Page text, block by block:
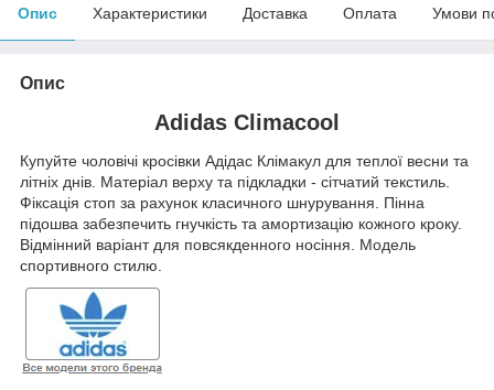
Опис Характеристики Доставка Оплата Умови
Опис
Adidas Climacool
Купуйте чоловічі кросівки Адідас Клімакул для теплої весни та
літніх днів. Матеріал верху та підкладки - сітчатий текстиль.
Фіксація стоп за рахунок класичного шнурування. Пінна
підошва забезпечить гнучкість та амортизацію кожного кроку.
Відмінний варіант для повсякденного носіння. Модель
спортивного стилю.